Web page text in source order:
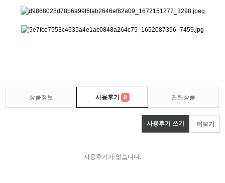
상품정보 사용후기 0 관련상품
사용후기 쓰기 더보기
사용후기가 없습니다.